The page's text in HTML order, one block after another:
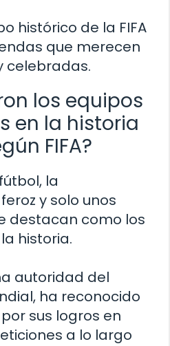
histórico de la FIFA
que merecen
celebradas.
los equipos
en la historia
FIFA?
la
y solo unos
destacan como los
historia.
autoridad del
ha reconocido
sus logros en
a lo largo